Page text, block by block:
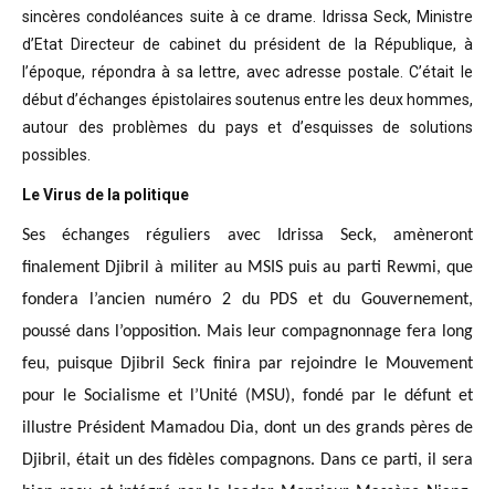
sincères condoléances suite à ce drame. Idrissa Seck, Ministre
d’Etat Directeur de cabinet du président de
la République, à
l’époque, répondra à sa lettre, avec adresse postale. C’était le
début d’échanges épistolaires soutenus entre les deux hommes,
autour des problèmes du pays et d’esquisses de solutions
possibles.
Le Virus de la politique
Ses échanges réguliers avec Idrissa Seck, amèneront
finalement Djibril à militer au MSIS puis au parti Rewmi, que
fondera l’ancien numéro 2 du PDS et du Gouvernement,
poussé dans l’opposition. Mais leur compagnonnage fera long
feu, puisque Djibril Seck finira par rejoindre le Mouvement
pour le Socialisme et l’Unité (MSU), fondé par le défunt et
illustre Président Mamadou Dia, dont un des grands pères de
Djibril, était un des fidèles compagnons. Dans ce parti, il sera